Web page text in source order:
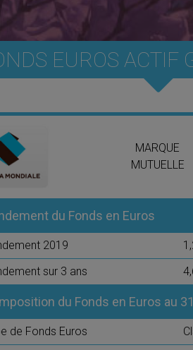
EUROS
MARQUE
MUTUELLE
du Fonds en Euros
2019
sur 3 ans
du Fonds en Euros au
de Fonds Euros